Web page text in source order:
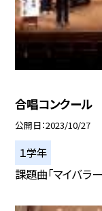
合唱コンクール
公開日 2023/10/27
１学年
課題曲「マイバラ